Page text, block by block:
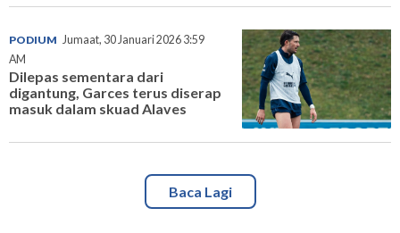
PODIUM Jumaat, 30 Januari 2026 3:59
AM
Dilepas sementara dari
digantung, Garces terus diserap
masuk dalam skuad Alaves
Baca Lagi